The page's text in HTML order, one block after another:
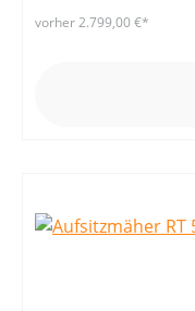
vorher 2.799,00 €*